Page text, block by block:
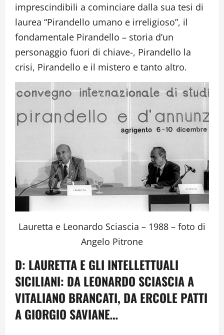
imprescindibili a cominciare dalla sua tesi di
laurea “Pirandello umano e irreligioso”, il
fondamentale Pirandello – storia d’un
personaggio fuori di chiave-, Pirandello la
crisi, Pirandello e il mistero e tanto altro.
Lauretta e Leonardo Sciascia – 1988 – foto di
Angelo Pitrone
D: LAURETTA E GLI INTELLETTUALI
SICILIANI: DA LEONARDO SCIASCIA A
VITALIANO BRANCATI, DA ERCOLE PATTI
A GIORGIO SAVIANE…